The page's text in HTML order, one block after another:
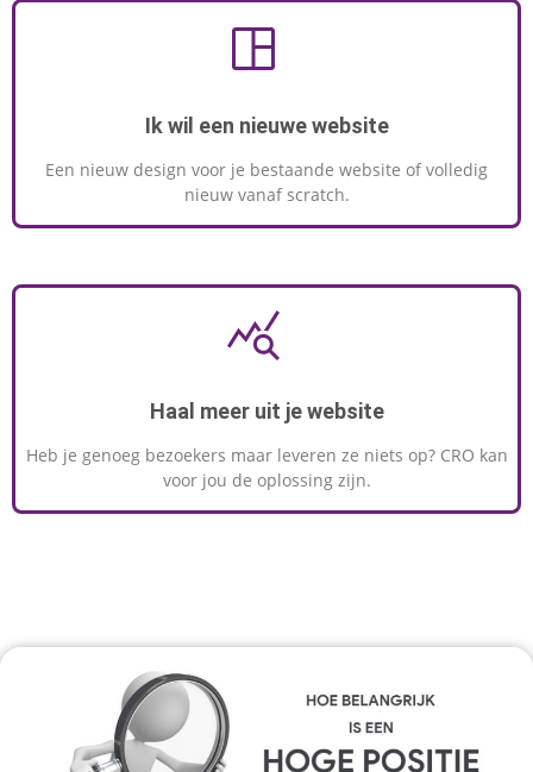
Ik wil een nieuwe website
Een nieuw design voor je bestaande website of volledig
nieuw vanaf scratch.
Haal meer uit je website
Heb je genoeg bezoekers maar leveren ze niets op? CRO kan
voor jou de oplossing zijn.